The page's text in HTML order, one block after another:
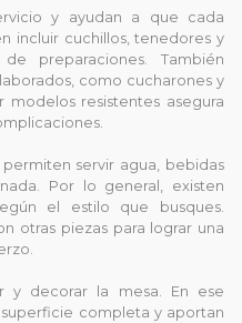
y ayudan a que cada
incluir cuchillos, tenedores y
preparaciones. También
como cucharones y
modelos resistentes asegura
servir agua, bebidas
Por lo general, existen
el estilo que busques.
otras piezas para lograr una
y decorar la mesa. En ese
completa y aportan